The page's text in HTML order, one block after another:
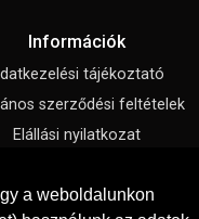
a weboldalunkon
Információk
tájékoztató
szerződési feltételek
Elállási nyilatkozat
Süti beállítások